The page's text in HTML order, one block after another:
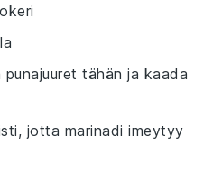
tähän ja kaada
jotta marinadi imeytyy